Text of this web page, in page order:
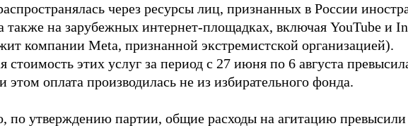
через ресурсы лиц, признанных в России
также на зарубежных интернет-площадках, включая YouTube и
компании Meta, признанной экстремистской организацией).
стоимость этих услуг за период с 27 июня по 6 августа
этом оплата производилась не из избирательного фонда.
по утверждению партии, общие расходы на агитацию превысили